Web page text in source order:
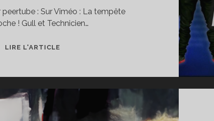
peertube : Sur Viméo : La tempête
! Gull et Technicien…
LIRE L'ARTICLE
AUTORITAIRES